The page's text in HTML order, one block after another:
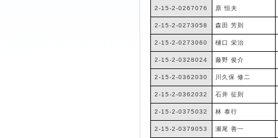
2-15-2-0267076 原 恒夫
2-15-2-0273058 森田 芳則
2-15-2-0273060 樋口 栄治
2-15-2-0328024 藤野 俊介
2-15-2-0362030 川久保 修二
2-15-2-0362032 石井 征則
2-15-2-0375032 林 泰行
2-15-2-0379053 瀬尾 善一